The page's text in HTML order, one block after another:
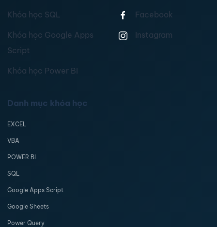
Khóa học SQL
Khóa học Google Apps
Script
Khóa học Power BI
Facebook
Instagram
Danh mục khóa học
EXCEL
VBA
POWER BI
SQL
Google Apps Script
Google Sheets
Power Query